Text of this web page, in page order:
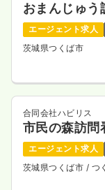
保育園・学校
日勤のみ（パー
気に
おまんじゅう
エージェント求人
茨城県つくば市
合同会社ハビリス
市民の森訪問
エージェント求人
茨城県つくば市 / つ